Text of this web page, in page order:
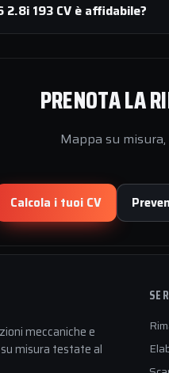
193 CV è affidabile?
PRENOTA LA
Mappa su
Calcola i tuoi CV
meccaniche e
misura testate al